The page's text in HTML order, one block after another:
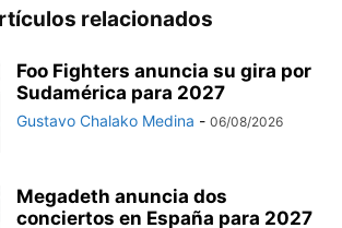
relacionados
Foo Fighters anuncia su gira por
Sudamérica para 2027
Gustavo Chalako Medina - 06/08/2026
Megadeth anuncia dos
conciertos en España para 2027